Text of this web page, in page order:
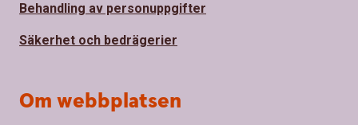
Behandling av personuppgifter
Säkerhet och bedrägerier
Om webbplatsen